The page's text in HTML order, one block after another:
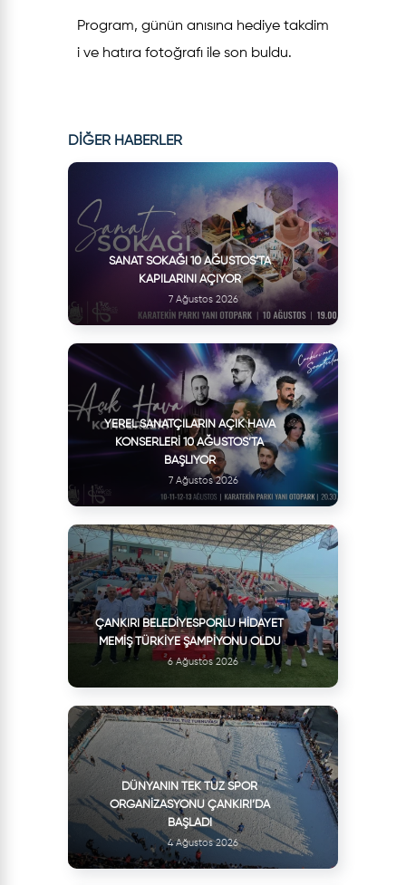
Program, günün anısına hediye takdim
i ve hatıra fotoğrafı ile son buldu.
DİĞER HABERLER
SANAT SOKAĞI 10 AĞUSTOS’TA
KAPILARINI AÇIYOR
7 Ağustos 2026
YEREL SANATÇILARIN AÇIK HAVA
KONSERLERI 10 AĞUSTOS’TA
BAŞLIYOR
7 Ağustos 2026
ÇANKIRI BELEDIYESPORLU HIDAYET
MEMIŞ TÜRKIYE ŞAMPIYONU OLDU
6 Ağustos 2026
DÜNYANIN TEK TUZ SPOR
ORGANIZASYONU ÇANKIRI’DA
BAŞLADI
4 Ağustos 2026